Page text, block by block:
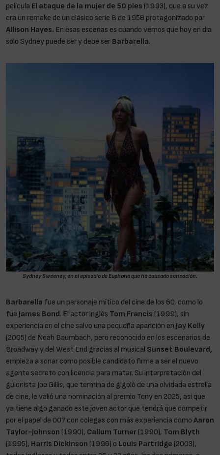
película El ataque de la mujer de 50 pies (1993), que a su vez
era un remake de un clásico serie B de 1958 protagonizado por
Allison Hayes. En esas escenas es cuando vemos que hoy en día
solo Sydney puede ser y debe ser Barbarella.
Sydney Sweeney, en el episodio de Euphoria que ha causado sensación.
Barbarella fue un personaje mítico del cine de los 60, como lo
fue James Bond . El actor inglés Tom Francis (1999), sin
experiencia en el cine salvo una pequeña aparición en Jay Kelly
(2005) de Noah Baumbach, pero reconocido en los escenarios de
Broadway y del West End gracias al musical Sunset Boulevard,
empieza a sonar como posible candidato firme a ser el nuevo
agente secreto con licencia para matar. Su interpretación del
guionista Joe Gillis, que termina de gigoló de una olvidada estrella
de cine, le valió una nominación al premio Tony en 2025, así que
ya tiene algo ganado este joven actor que tendrá que competir
por el papel de 007 con colegas con más experiencia como Aaron
Taylor-Johnson (1990), Callum Turner (1990), Tom Blyth
(1995), Harris Dickinson (1996) o Louis Partridge (2003),